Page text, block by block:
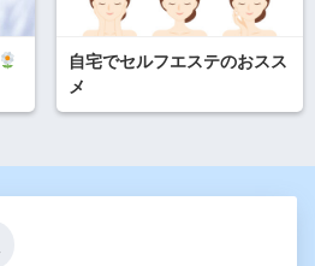
自宅でセルフエステのおスス
メ